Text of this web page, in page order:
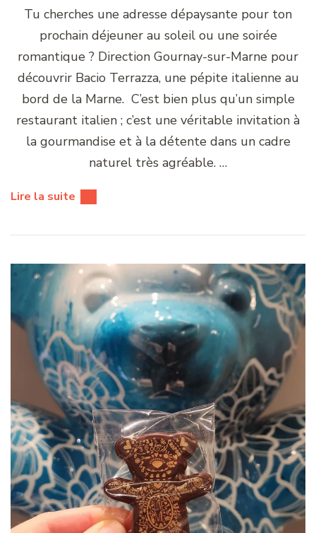
Tu cherches une adresse dépaysante pour ton
prochain déjeuner au soleil ou une soirée
romantique ? Direction Gournay-sur-Marne pour
découvrir Bacio Terrazza, une pépite italienne au
bord de la Marne. C’est bien plus qu’un simple
restaurant italien ; c’est une véritable invitation à
la gourmandise et à la détente dans un cadre
naturel très agréable. …
Lire la suite